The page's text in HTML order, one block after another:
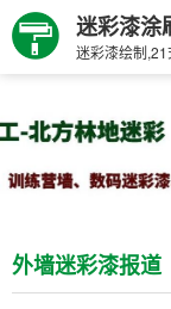
迷彩漆涂
迷彩漆绘制
外墙迷彩漆报道